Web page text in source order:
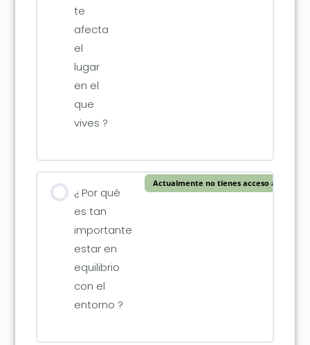
te
afecta
el
lugar
en el
que
vives ?
¿ Por qué
es tan
importante
estar en
equilibrio
con el
entorno ?
Actualmente no tienes acceso a este